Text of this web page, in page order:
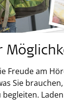
Freude am
Sie